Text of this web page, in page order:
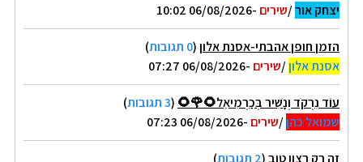
יצחק אור/שירים -06/08/2026 10:02
הזמן חופן אהבתי-אסנת אלון(0 תגובות
)
אסנת אלון/שירים -06/08/2026 07:27
עוֹד נִרְקֹד וְנָשִׁיר בְּכַרְמִיאֵל🌻🌹🌻 (3 תגובות
)
שמואל כהן/שירים -06/08/2026 07:23
זה רק רצון טוב(2 תגובות
)